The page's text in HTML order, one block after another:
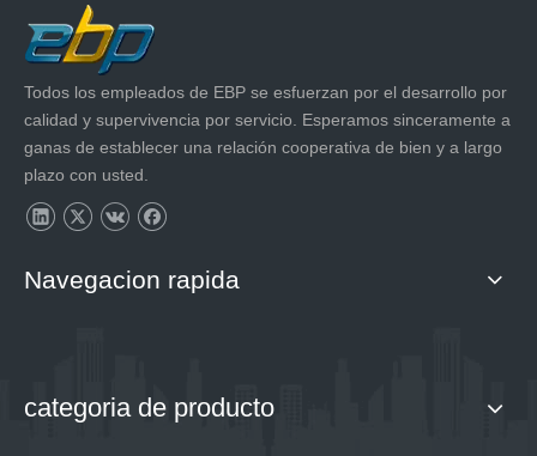
Todos los empleados de EBP se esfuerzan por el desarrollo por
calidad y supervivencia por servicio. Esperamos sinceramente a
ganas de establecer una relación cooperativa de bien y a largo
plazo con usted.
Navegacion rapida
categoria de producto